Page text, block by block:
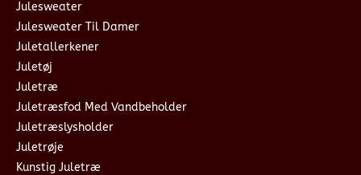
Julesweater
Julesweater Til Damer
Juletallerkener
Juletøj
Juletræ
Juletræsfod Med Vandbeholder
Juletræslysholder
Juletrøje
Kunstig Juletræ